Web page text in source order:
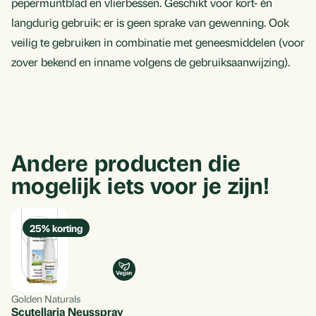
langdurig gebruik: er is geen sprake van gewenning. Ook
veilig te gebruiken in combinatie met geneesmiddelen (voor
zover bekend en inname volgens de gebruiksaanwijzing).
Andere producten die
mogelijk iets voor je zijn!
25% korting
Golden Naturals
Scutellaria Neusspray